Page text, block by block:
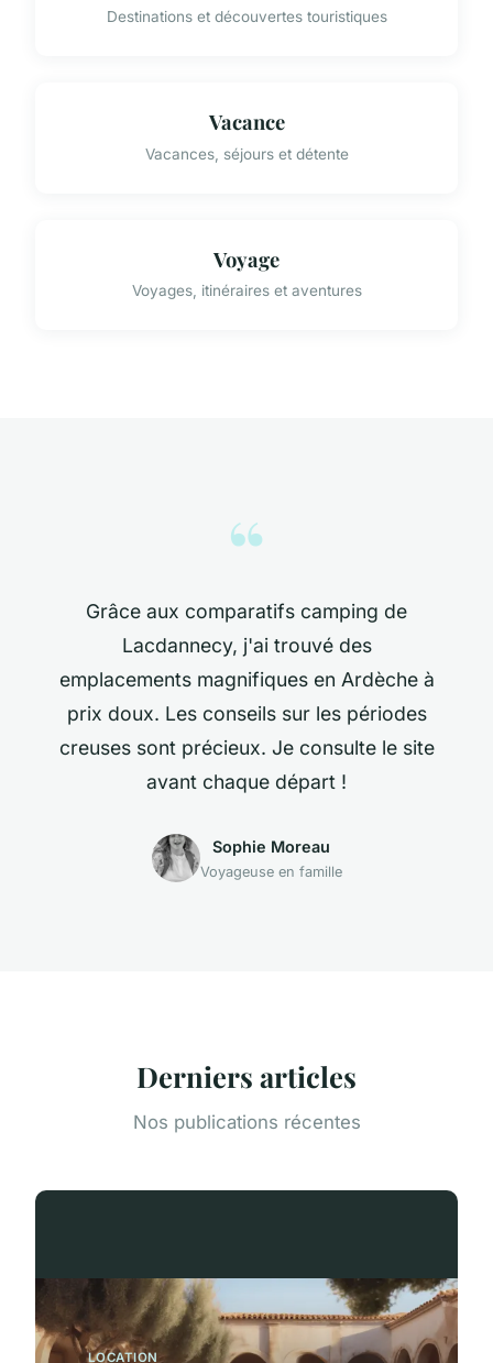
Destinations et découvertes touristiques
Vacance
Vacances, séjours et détente
Voyage
Voyages, itinéraires et aventures
“
Grâce aux comparatifs camping de
Lacdannecy, j'ai trouvé des
emplacements magnifiques en Ardèche à
prix doux. Les conseils sur les périodes
creuses sont précieux. Je consulte le site
avant chaque départ !
Sophie Moreau
Voyageuse en famille
Derniers articles
Nos publications récentes
LOCATION